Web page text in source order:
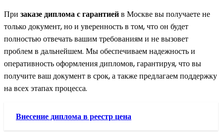
При заказе диплома с гарантиейв Москве вы получаете не
только документ, но и уверенность в том, что он будет
полностью отвечать вашим требованиям и не вызовет
проблем в дальнейшем. Мы обеспечиваем надежность и
оперативность оформления дипломов, гарантируя, что вы
получите ваш документ в срок, а также предлагаем поддержку
на всех этапах процесса.
Внесение диплома в реестр цена